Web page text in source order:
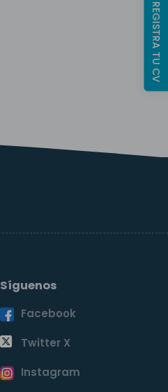
Síguenos
Facebook
Twitter X
Instagram
REGISTRA TU CV